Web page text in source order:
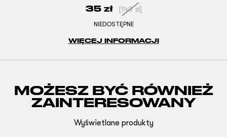
35 zł [140 zł]
NIEDOSTĘPNE
WIĘCEJ INFORMACJI
MOŻESZ BYĆ RÓWNIEŻ
ZAINTERESOWANY
Wyświetlane produkty